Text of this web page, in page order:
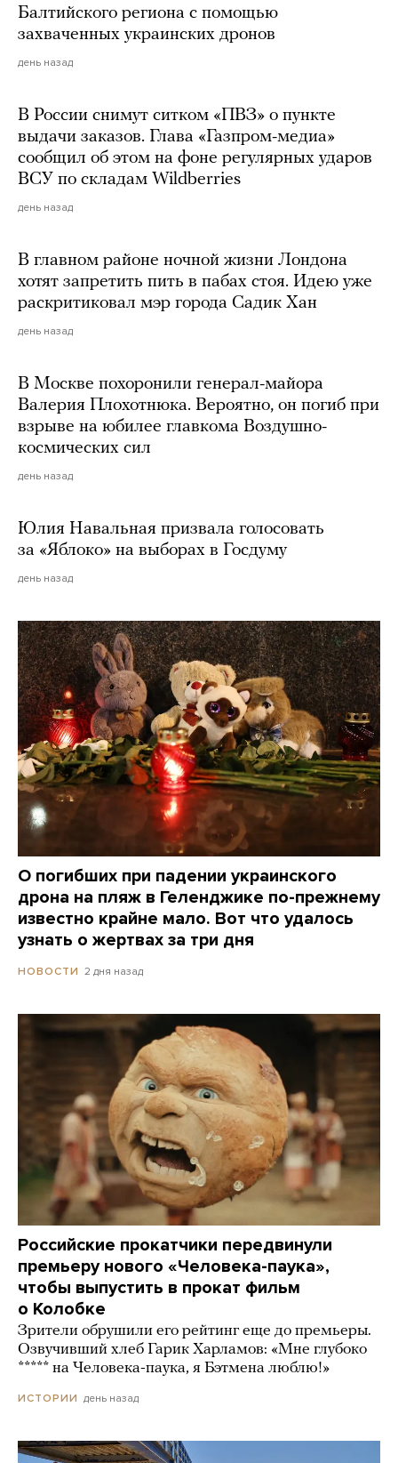
Балтийского региона с помощью
захваченных украинских дронов
день назад
В России снимут ситком «ПВЗ» о пункте
выдачи заказов. Глава «Газпром-медиа»
сообщил об этом на фоне регулярных ударов
ВСУ по складам Wildberries
день назад
В главном районе ночной жизни Лондона
хотят запретить пить в пабах стоя. Идею уже
раскритиковал мэр города Садик Хан
день назад
В Москве похоронили генерал-майора
Валерия Плохотнюка. Вероятно, он погиб при
взрыве на юбилее главкома Воздушно-
космических сил
день назад
Юлия Навальная призвала голосовать
за «Яблоко» на выборах в Госдуму
день назад
О погибших при падении украинского
дрона на пляж в Геленджике по-прежнему
известно крайне мало. Вот что удалось
узнать о жертвах за три дня
НОВОСТИ 2 дня назад
Российские прокатчики передвинули
премьеру нового «Человека-паука»,
чтобы выпустить в прокат фильм
о Колобке
Зрители обрушили его рейтинг еще до премьеры.
Озвучивший хлеб Гарик Харламов: «Мне глубоко
***** на Человека-паука, я Бэтмена люблю!»
ИСТОРИИ день назад